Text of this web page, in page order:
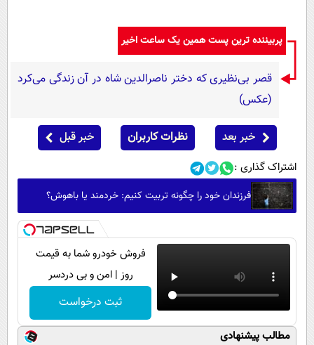
پربیننده ترین پست همین یک ساعت اخیر
قصر بی‌نظیری که دختر ناصرالدین شاه در آن زندگی می‌کرد
(عکس)
خبر بعد نظرات کاربران خبر قبل
اشتراک گذاری :
فرزندان خود را چگونه تربیت کنیم: خردمند یا باهوش؟
فروش خودرو شما به قیمت
روز | امن و بی دردسر
ثبت درخواست
مطالب پیشنهادی